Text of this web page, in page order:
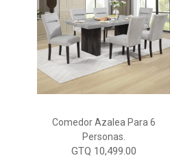
Comedor Azalea Para 6
Personas.
GTQ 10,499.00